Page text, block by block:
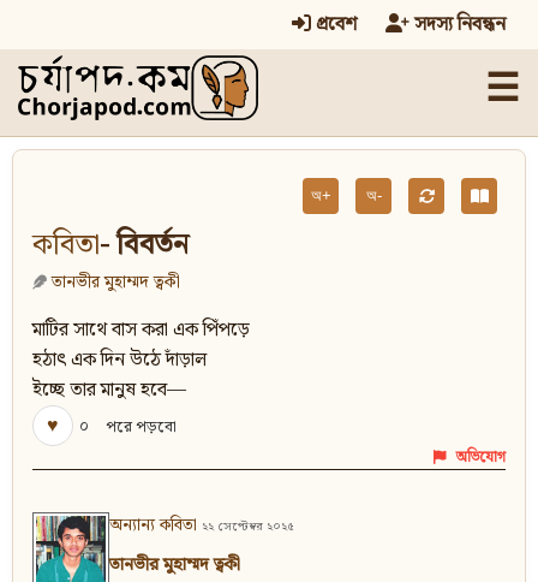
প্রবেশ সদস্য নিবন্ধন
☰
অ+ অ-
কবিতা- বিবর্তন
তানভীর মুহাম্মদ ত্বকী
মাটির সাথে বাস করা এক পিঁপড়ে
হঠাৎ এক দিন উঠে দাঁড়াল
ইচ্ছে তার মানুষ হবে—
♥
০ পরে পড়বো
অভিযোগ
অন্যান্য কবিতা ২২ সেপ্টেম্বর ২০২৫
তানভীর মুহাম্মদ ত্বকী